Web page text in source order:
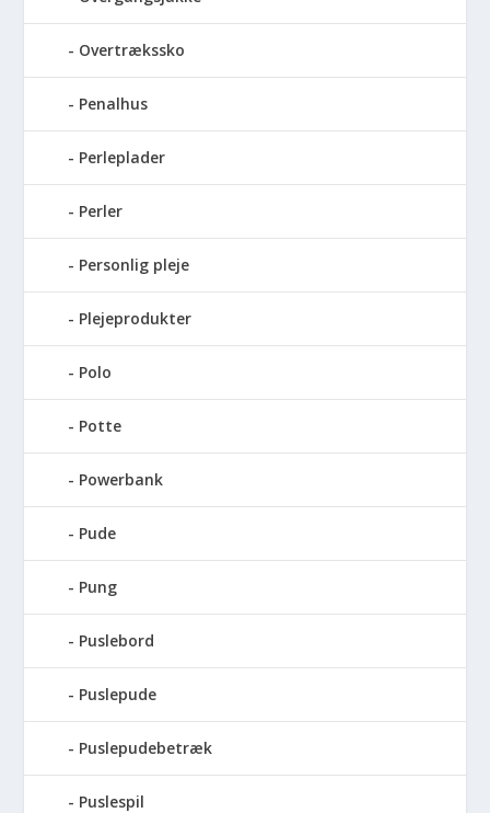
Overtrækssko
Penalhus
Perleplader
Perler
Personlig pleje
Plejeprodukter
Polo
Potte
Powerbank
Pude
Pung
Puslebord
Puslepude
Puslepudebetræk
Puslespil